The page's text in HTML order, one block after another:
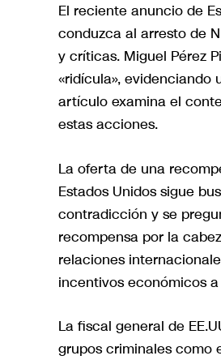
El reciente anuncio de
conduzca al arresto de
y críticas. Miguel Pérez
«ridícula», evidenciando
artículo examina el
estas acciones.
La oferta de una
Estados Unidos sigue
contradicción y se
recompensa por la
relaciones
incentivos económicos
La fiscal general de
grupos criminales como